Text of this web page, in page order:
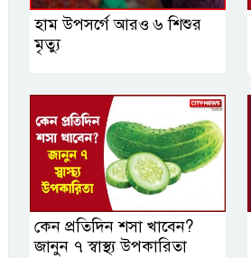
হাম উপসর্গে আরও ৬ শিশুর
মৃত্যু
কেন প্রতিদিন শসা খাবেন?
জানুন ৭ স্বাস্থ্য উপকারিতা